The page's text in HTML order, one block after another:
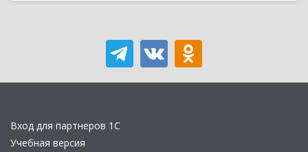
Вход для партнеров 1С
Учебная версия